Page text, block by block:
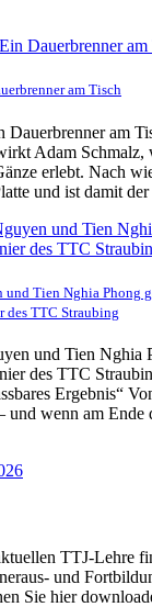
am Tisch
Dauerbrenner am
Adam Schmalz,
erlebt. Nach
und ist damit
und Tien Nghia Phong
des TTC Straubing
und Tien Nghia
des TTC
Ergebnis“
und wenn am Ende
TTJ-Lehre
und
Sie hier